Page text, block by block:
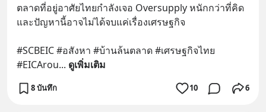
ตลาดที่อยู่อาศัยไทยกำลังเจอ Oversupply หนักกว่าที่คิด
และปัญหานี้อาจไม่ได้จบแค่เรื่องเศรษฐกิจ
#SCBEIC #อสังหา #บ้านล้นตลาด #เศรษฐกิจไทย
#EICArou... ดูเพิ่มเติม
8 บันทึก 10 6